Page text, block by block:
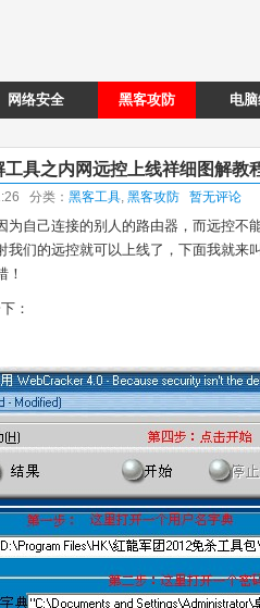
网络安全 黑客攻防 电
具之内网远控上线祥细图解教
分类： 黑客工具, 黑客攻防 暂无评论
为自己连接的别人的路由器，而远控不
我们的远控就可以上线了，下面我就来
！
：